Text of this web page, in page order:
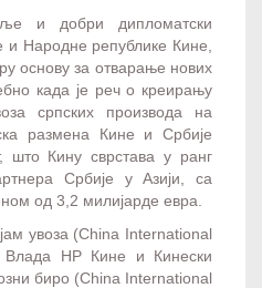
и добри дипломатски
и Народне републике Кине,
основу за отварање нових
када је реч о креирању
српских производа на
размена Кине и Србије
што Кину сврстава у ранг
Србије у Азији, са
од 3,2 милијарде евра.
увоза (China International
Влада НР Кине и Кинески
биро (China International